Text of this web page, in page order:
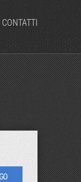
CONTATTI